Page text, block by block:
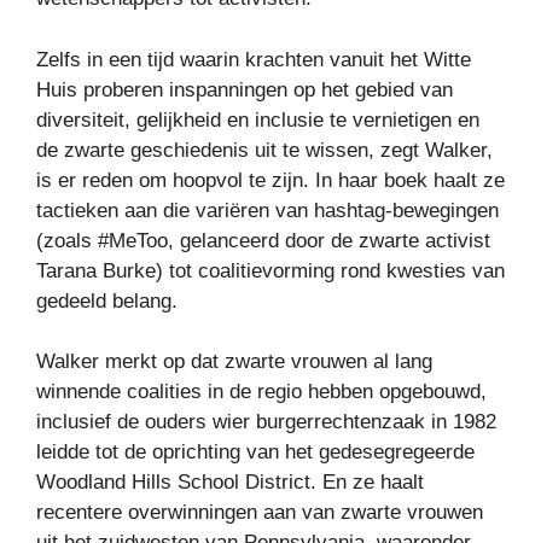
Zelfs in een tijd waarin krachten vanuit het Witte
Huis proberen inspanningen op het gebied van
diversiteit, gelijkheid en inclusie te vernietigen en
de zwarte geschiedenis uit te wissen, zegt Walker,
is er reden om hoopvol te zijn. In haar boek haalt ze
tactieken aan die variëren van hashtag-bewegingen
(zoals #MeToo, gelanceerd door de zwarte activist
Tarana Burke) tot coalitievorming rond kwesties van
gedeeld belang.
Walker merkt op dat zwarte vrouwen al lang
winnende coalities in de regio hebben opgebouwd,
inclusief de ouders wier burgerrechtenzaak in 1982
leidde tot de oprichting van het gedesegregeerde
Woodland Hills School District. En ze haalt
recentere overwinningen aan van zwarte vrouwen